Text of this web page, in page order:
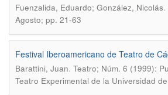
Fuenzalida, Eduardo; González, Nicolás.
Agosto; pp. 21-63
Festival Iberoamericano de Teatro de
Barattini, Juan. Teatro; Núm. 6 (1999):
Teatro Experimental de la Universidad